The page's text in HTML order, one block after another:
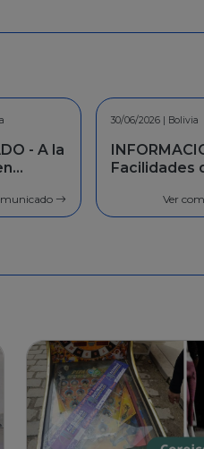
-
de
06/08/2026 | Bolivia
Ver